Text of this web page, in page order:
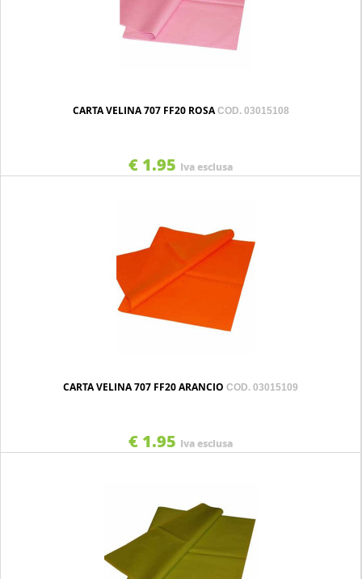
CARTA VELINA 707 FF20 ROSACOD. 03015108
€ 1.95 Iva esclusa
CARTA VELINA 707 FF20 ARANCIO COD. 03015109
€ 1.95 Iva esclusa